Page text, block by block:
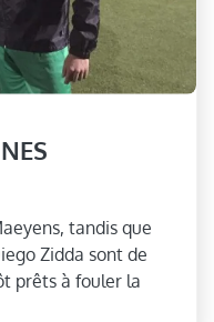
tandis que
Zidda sont de
prêts à fouler la